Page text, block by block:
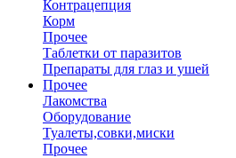
Контрацепция
Корм
Прочее
Таблетки от паразитов
Препараты для глаз и ушей
Прочее
Лакомства
Оборудование
Туалеты,совки,миски
Прочее